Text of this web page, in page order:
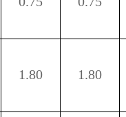
1.80 1.80